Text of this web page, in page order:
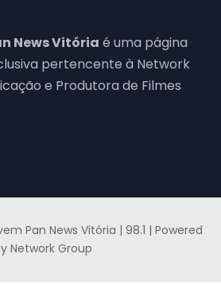
News Vitória é uma página
pertencente à Network
e Produtora de Filmes
Pan News Vitória | 98.1 | Powered
Network Group